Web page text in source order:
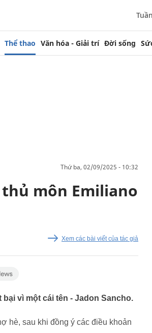
Thể thao Văn hóa - Giải trí Đời sống
thứ ba, 02/09/2025 - 10:32
môn Emiliano
Xem các bài viết của tác giả
vì một cái tên - Jadon Sancho.
hè, sau khi đồng ý các điều khoản